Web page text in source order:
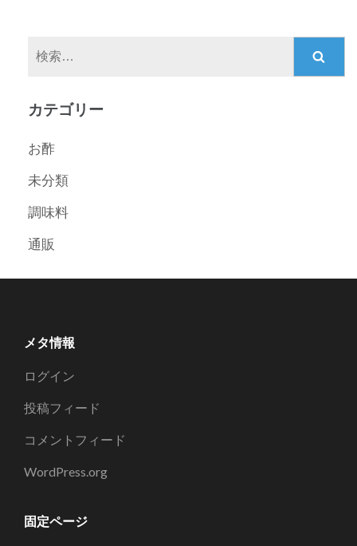
ョ
ン
カテゴリー
お酢
未分類
調味料
通販
メタ情報
ログイン
投稿フィード
コメントフィード
WordPress.org
固定ページ